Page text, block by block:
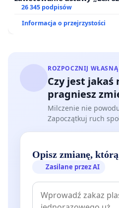
26 345 podpisów
Informacja o przejrzystości
ROZPOCZNIJ WŁASNĄ
Czy jest jakaś
pragniesz
Milczenie nie
Zapoczątkuj ruch
Opisz zmianę,
Zasilane przez AI